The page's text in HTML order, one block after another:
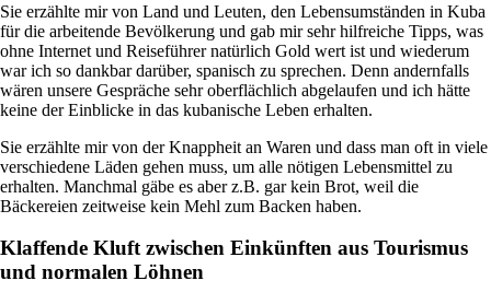
Sie erzählte mir von Land und Leuten, den Lebensumständen in Kuba
für die arbeitende Bevölkerung und gab mir sehr hilfreiche Tipps, was
ohne Internet und Reiseführer natürlich Gold wert ist und wiederum
war ich so dankbar darüber, spanisch zu sprechen. Denn andernfalls
wären unsere Gespräche sehr oberflächlich abgelaufen und ich hätte
keine der Einblicke in das kubanische Leben erhalten.
Sie erzählte mir von der Knappheit an Waren und dass man oft in viele
verschiedene Läden gehen muss, um alle nötigen Lebensmittel zu
erhalten. Manchmal gäbe es aber z.B. gar kein Brot, weil die
Bäckereien zeitweise kein Mehl zum Backen haben.
Klaffende Kluft zwischen Einkünften aus Tourismus
und normalen Löhnen